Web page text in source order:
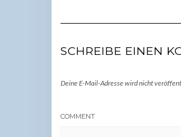
SCHREIBE EINEN
Deine E-Mail-Adresse wird nicht
COMMENT